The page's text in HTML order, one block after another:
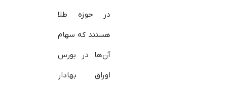
در حوزه طلا
هستند که سهام
آن‌ها در بورس
اوراق بهادار